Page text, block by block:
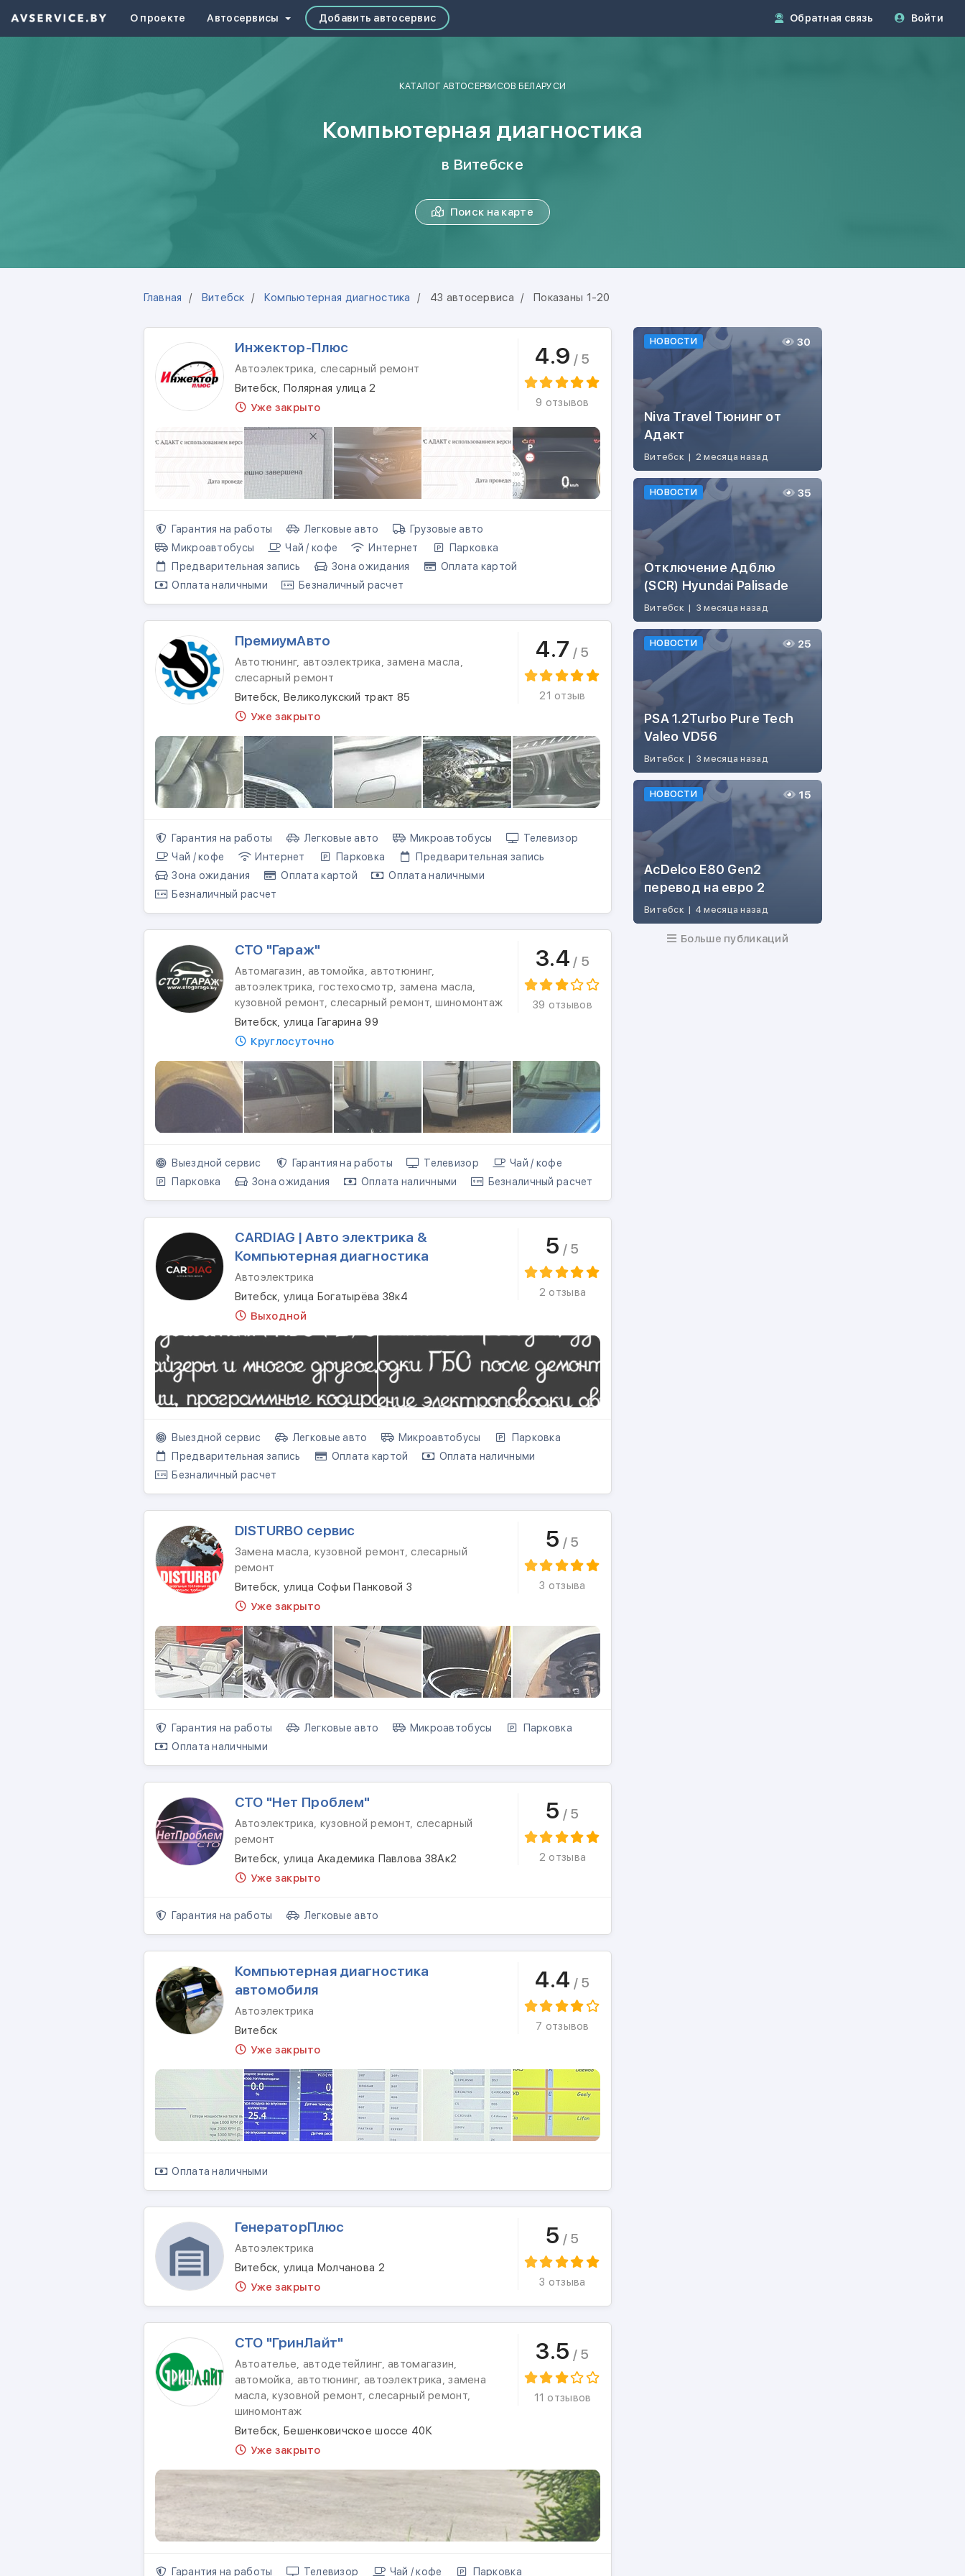
О проекте Автосервисы Добавить автосервис Обратная связь Войти
КАТАЛОГ АВТОСЕРВИСОВ БЕЛАРУСИ
Компьютерная диагностика
в Витебске
Поиск на карте
Главная Витебск Компьютерная диагностика 43 автосервиса Показаны 1-20
Инжектор-Плюс
Автоэлектрика, слесарный ремонт
Витебск, Полярная улица 2
Уже закрыто
4.9 / 5
9 отзывов
Гарантия на работы Легковые авто
Грузовые авто
Микроавтобусы
Чай / кофе Интернет
Парковка
Предварительная запись
Зона ожидания
Оплата картой
Оплата наличными
Безналичный расчет
ПремиумАвто
Автотюнинг, автоэлектрика, замена масла,
слесарный ремонт
Витебск, Великолукский тракт 85
Уже закрыто
4.7 / 5
21 отзыв
Гарантия на работы Легковые авто Микроавтобусы
Телевизор
Чай / кофе
Интернет Парковка
Предварительная запись
Зона ожидания
Оплата картой
Оплата наличными
Безналичный расчет
СТО "Гараж"
Автомагазин, автомойка, автотюнинг,
автоэлектрика, гостехосмотр, замена масла,
кузовной ремонт, слесарный ремонт, шиномонтаж
Витебск, улица Гагарина 99
Круглосуточно
3.4 / 5
39 отзывов
Выездной сервис Гарантия на работы Телевизор
Чай / кофе
Парковка
Зона ожидания Оплата наличными Безналичный расчет
CARDIAG | Авто электрика &
Компьютерная диагностика
Автоэлектрика
Витебск, улица Богатырёва 38к4
Выходной
5 / 5
2 отзыва
Выездной сервис Легковые авто Микроавтобусы
Парковка
Предварительная запись
Оплата картой
Оплата наличными
Безналичный расчет
DISTURBO сервис
Замена масла, кузовной ремонт, слесарный
ремонт
Витебск, улица Софьи Панковой 3
Уже закрыто
5 / 5
3 отзыва
Гарантия на работы Легковые авто Микроавтобусы
Парковка
Оплата наличными
СТО "Нет Проблем"
Автоэлектрика, кузовной ремонт, слесарный
ремонт
Витебск, улица Академика Павлова 38Ак2
Уже закрыто
5 / 5
2 отзыва
Гарантия на работы Легковые авто
Компьютерная диагностика
автомобиля
Автоэлектрика
Витебск
Уже закрыто
4.4 / 5
7 отзывов
Оплата наличными
ГенераторПлюс
Автоэлектрика
Витебск, улица Молчанова 2
Уже закрыто
5 / 5
3 отзыва
СТО "ГринЛайт"
Автоателье, автодетейлинг, автомагазин,
автомойка, автотюнинг, автоэлектрика, замена
масла, кузовной ремонт, слесарный ремонт,
шиномонтаж
Витебск, Бешенковичское шоссе 40К
Уже закрыто
3.5 / 5
11 отзывов
Гарантия на работы Телевизор Чай / кофе Парковка
НОВОСТИ
Niva Travel Тюнинг от
Адакт
Витебск | 2 месяца назад
30
НОВОСТИ
Отключение Адблю
(SCR) Hyundai Palisade
Витебск | 3 месяца назад
35
НОВОСТИ
PSA 1.2Turbo Pure Tech
Valeo VD56
Витебск | 3 месяца назад
25
НОВОСТИ
AcDelco E80 Gen2
перевод на евро 2
Витебск | 4 месяца назад
15
Больше публикаций